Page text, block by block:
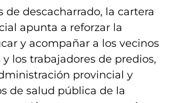
de descacharrado, la cartera
apunta a reforzar la
y acompañar a los vecinos
y los trabajadores de predios,
provincial y
de salud pública de la